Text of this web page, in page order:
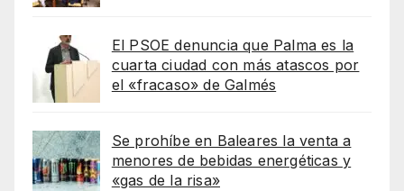
El PSOE denuncia que Palma es la
cuarta ciudad con más atascos por
el «fracaso» de Galmés
Se prohíbe en Baleares la venta a
menores de bebidas energéticas y
«gas de la risa»